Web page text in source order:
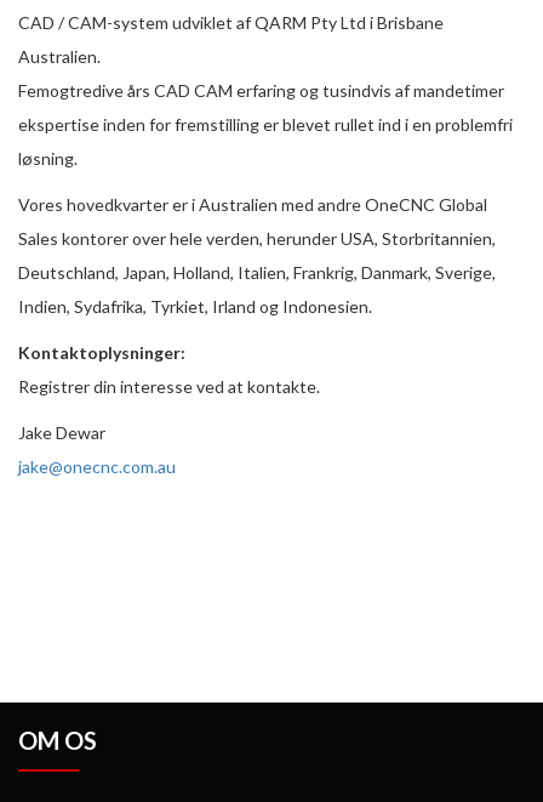
CAD / CAM-system udviklet af QARM Pty Ltd i Brisbane
Australien.
Femogtredive års CAD CAM erfaring og tusindvis af mandetimer
ekspertise inden for fremstilling er blevet rullet ind i en problemfri
løsning.
Vores hovedkvarter er i Australien med andre OneCNC Global
Sales kontorer over hele verden, herunder USA, Storbritannien,
Deutschland, Japan, Holland, Italien, Frankrig, Danmark, Sverige,
Indien, Sydafrika, Tyrkiet, Irland og Indonesien.
Kontaktoplysninger:
Registrer din interesse ved at kontakte.
Jake Dewar
jake@onecnc.com.au
OM OS